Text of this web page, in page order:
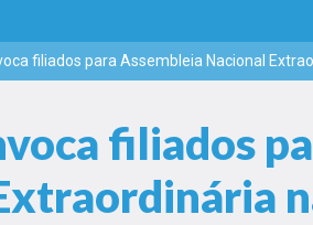
filiados para Assembleia Nacional
filiados